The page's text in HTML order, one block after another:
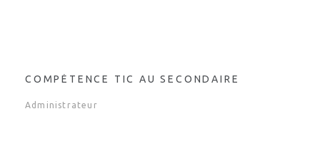
COMPÉTENCE TIC AU SECONDAIRE
Administrateur